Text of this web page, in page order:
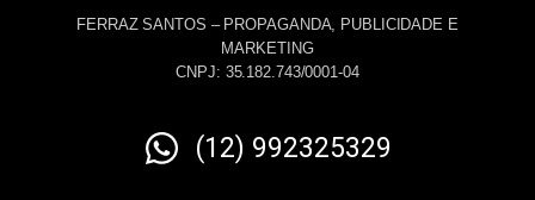
FERRAZ SANTOS – PROPAGANDA, PUBLICIDADE E
MARKETING
CNPJ: 35.182.743/0001-04
(12) 992325329